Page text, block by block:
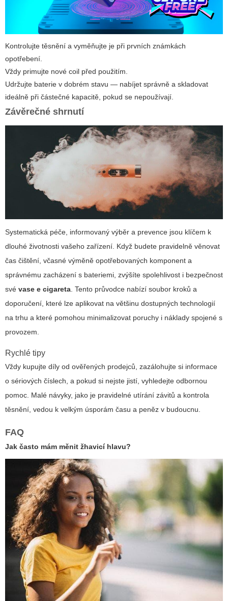
Kontrolujte těsnění a vyměňujte je při prvních známkách
opotřebení.
Vždy primujte nové coil před použitím.
Udržujte baterie v dobrém stavu — nabíjet správně a skladovat
ideálně při částečné kapacitě, pokud se nepoužívají.
Závěrečné shrnutí
Systematická péče, informovaný výběr a prevence jsou klíčem k
dlouhé životnosti vašeho zařízení. Když budete pravidelně věnovat
čas čištění, včasné výměně opotřebovaných komponent a
správnému zacházení s bateriemi, zvýšíte spolehlivost i bezpečnost
své vase e cigareta . Tento průvodce nabízí soubor kroků a
doporučení, které lze aplikovat na většinu dostupných technologií
na trhu a které pomohou minimalizovat poruchy i náklady spojené s
provozem.
Rychlé tipy
Vždy kupujte díly od ověřených prodejců, zazálohujte si informace
o sériových číslech, a pokud si nejste jistí, vyhledejte odbornou
pomoc. Malé návyky, jako je pravidelné utírání závitů a kontrola
těsnění, vedou k velkým úsporám času a peněz v budoucnu.
FAQ
Jak často mám měnit žhavicí hlavu?